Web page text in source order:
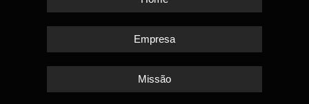
Empresa
Missão